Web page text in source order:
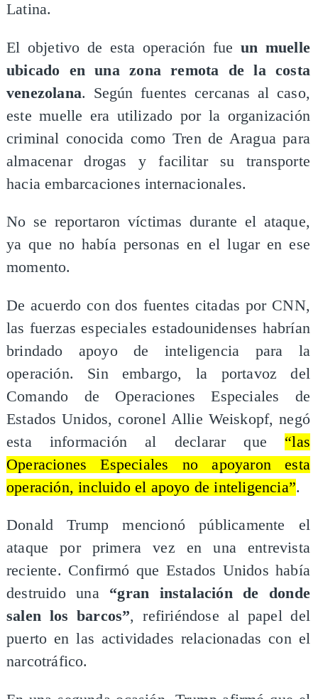
Latina.
El objetivo de esta operación fueun muelle
ubicado en una zona remota de la costa
venezolana. Según fuentes cercanas al caso,
este muelle era utilizado por la organización
criminal conocida como Tren de Aragua para
almacenar drogas y facilitar su transporte
hacia embarcaciones internacionales.
No se reportaron víctimas durante el ataque,
ya que no había personas en el lugar en ese
momento.
De acuerdo con dos fuentes citadas por CNN,
las fuerzas especiales estadounidenses habrían
brindado apoyo de inteligencia para la
operación. Sin embargo, la portavoz del
Comando de Operaciones Especiales de
Estados Unidos, coronel Allie Weiskopf, negó
esta información al declarar que “las
Operaciones Especiales no apoyaron esta
operación, incluido el apoyo de inteligencia”.
Donald Trump mencionó públicamente el
ataque por primera vez en una entrevista
reciente. Confirmó que Estados Unidos había
destruido una “gran instalación de donde
salen los barcos”, refiriéndose al papel del
puerto en las actividades relacionadas con el
narcotráfico.